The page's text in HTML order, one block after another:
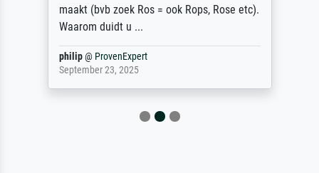
maakt (bvb zoek Ros = ook Rops, Rose etc).
Waarom duidt u ...
philip@ ProvenExpert
September 23, 2025